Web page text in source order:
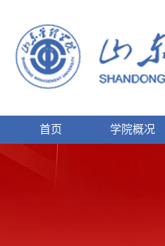
首页 学院概况